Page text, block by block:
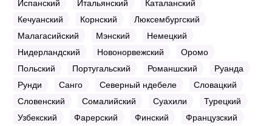
Кечуанский
Корнский
Люксембургский
Малагасийский
Мэнский
Немецкий
Нидерландский
Новонорвежский
Оромо
Польский
Португальский Романшский
Руанда
Рунди
Санго Северный ндебеле
Словацкий
Словенский
Сомалийский Суахили
Турецкий
Узбекский
Фарерский Финский
Французский